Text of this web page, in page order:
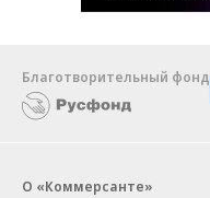
Благотворительный фонд
О «Коммерсанте»